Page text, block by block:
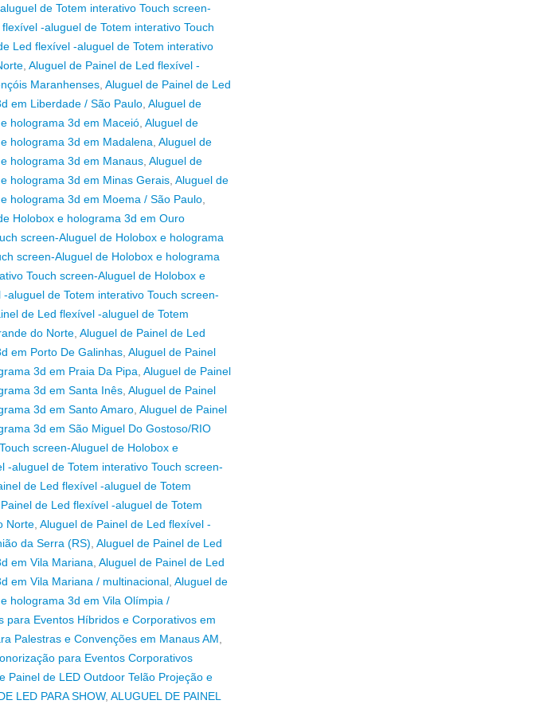
de Totem interativo Touch screen-
-aluguel de Totem interativo Touch
Led flexível -aluguel de Totem interativo
, Aluguel de Painel de Led flexível -
Maranhenses, Aluguel de Painel de Led
em Liberdade / São Paulo, Aluguel de
holograma 3d em Maceió, Aluguel de
holograma 3d em Madalena, Aluguel de
holograma 3d em Manaus, Aluguel de
holograma 3d em Minas Gerais, Aluguel de
holograma 3d em Moema / São Paulo,
Holobox e holograma 3d em Ouro
screen-Aluguel de Holobox e holograma
screen-Aluguel de Holobox e holograma
Touch screen-Aluguel de Holobox e
aluguel de Totem interativo Touch screen-
de Led flexível -aluguel de Totem
do Norte, Aluguel de Painel de Led
em Porto De Galinhas, Aluguel de Painel
3d em Praia Da Pipa, Aluguel de Painel
3d em Santa Inês, Aluguel de Painel
3d em Santo Amaro, Aluguel de Painel
3d em São Miguel Do Gostoso/RIO
screen-Aluguel de Holobox e
-aluguel de Totem interativo Touch screen-
de Led flexível -aluguel de Totem
de Led flexível -aluguel de Totem
Norte, Aluguel de Painel de Led flexível -
da Serra (RS), Aluguel de Painel de Led
em Vila Mariana, Aluguel de Painel de Led
em Vila Mariana / multinacional, Aluguel de
holograma 3d em Vila Olímpia /
para Eventos Híbridos e Corporativos em
Palestras e Convenções em Manaus AM,
para Eventos Corporativos
Painel de LED Outdoor Telão Projeção e
LED PARA SHOW, ALUGUEL DE PAINEL